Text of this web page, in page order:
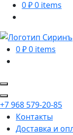
0₽0 items
0₽0 items
+7 968 579-20-85
Контакты
Доставка и